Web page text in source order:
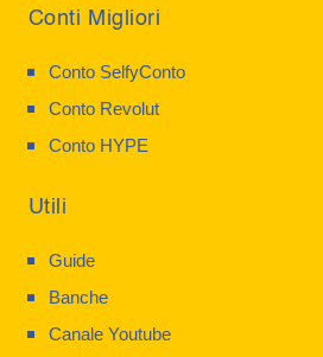
Conti Migliori
Conto SelfyConto
Conto Revolut
Conto HYPE
Utili
Guide
Banche
Canale Youtube